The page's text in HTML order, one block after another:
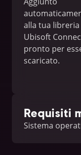
alla tua libreria
Ubisoft
pronto per
scaricato.
Requisiti
Sistema